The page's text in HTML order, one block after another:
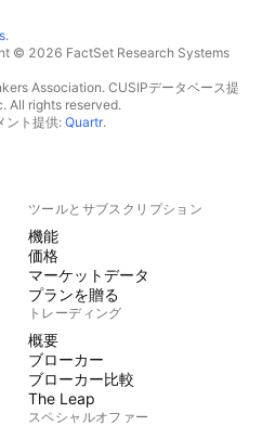
.
© 2026 FactSet Research Systems
Association. CUSIPデータベース提
All rights reserved.
ント提供: Quartr.
ツールとサブスクリプション
機能
価格
マーケットデータ
プランを贈る
トレーディング
概要
ブローカー
ブローカー比較
The Leap
スペシャルオファー